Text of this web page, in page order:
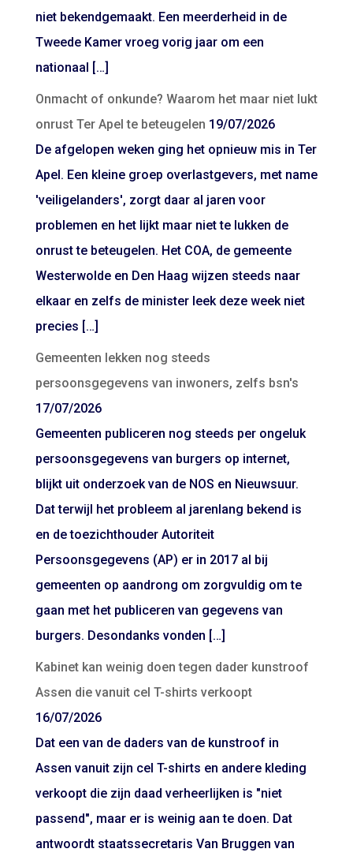
niet bekendgemaakt. Een meerderheid in de
Tweede Kamer vroeg vorig jaar om een
nationaal […]
Onmacht of onkunde? Waarom het maar niet lukt
onrust Ter Apel te beteugelen 19/07/2026
De afgelopen weken ging het opnieuw mis in Ter
Apel. Een kleine groep overlastgevers, met name
'veiligelanders', zorgt daar al jaren voor
problemen en het lijkt maar niet te lukken de
onrust te beteugelen. Het COA, de gemeente
Westerwolde en Den Haag wijzen steeds naar
elkaar en zelfs de minister leek deze week niet
precies […]
Gemeenten lekken nog steeds
persoonsgegevens van inwoners, zelfs bsn's
17/07/2026
Gemeenten publiceren nog steeds per ongeluk
persoonsgegevens van burgers op internet,
blijkt uit onderzoek van de NOS en Nieuwsuur.
Dat terwijl het probleem al jarenlang bekend is
en de toezichthouder Autoriteit
Persoonsgegevens (AP) er in 2017 al bij
gemeenten op aandrong om zorgvuldig om te
gaan met het publiceren van gegevens van
burgers. Desondanks vonden […]
Kabinet kan weinig doen tegen dader kunstroof
Assen die vanuit cel T-shirts verkoopt
16/07/2026
Dat een van de daders van de kunstroof in
Assen vanuit zijn cel T-shirts en andere kleding
verkoopt die zijn daad verheerlijken is "niet
passend", maar er is weinig aan te doen. Dat
antwoordt staatssecretaris Van Bruggen van